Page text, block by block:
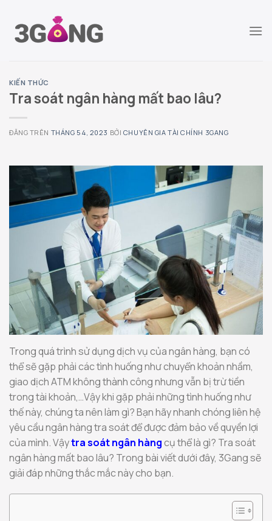
đến
KIẾN THỨC
Tra soát ngân hàng mất bao lâu?
ĐĂNG TRÊN THÁNG 5 4, 2023 BỞI CHUYÊN GIA TÀI CHÍNH 3GANG
Trong quá trình sử dụng dịch vụ của ngân hàng, bạn có
thể sẽ gặp phải các tình huống như chuyển khoản nhầm,
giao dịch ATM không thành công nhưng vẫn bị trừ tiền
trong tài khoản,…Vậy khi gặp phải những tình huống như
thế này, chúng ta nên làm gì? Bạn hãy nhanh chóng liên hệ
yêu cầu ngân hàng tra soát để được đảm bảo về quyền lợi
của mình. Vậytra soát ngân hàngcụ thể là gì? Tra soát
ngân hàng mất bao lâu? Trong bài viết dưới đây, 3Gang sẽ
giải đáp những thắc mắc này cho bạn.